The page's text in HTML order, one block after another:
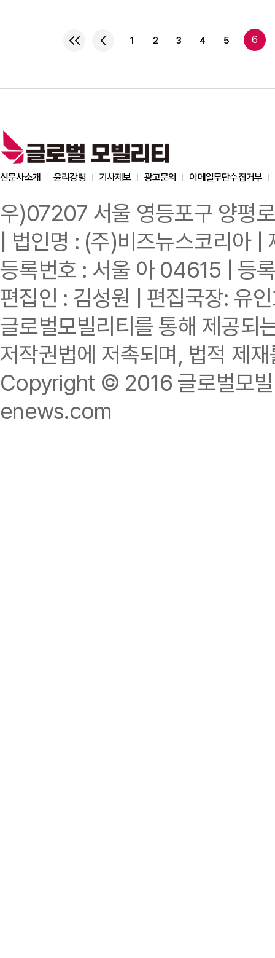
제공하는 방향으로 나
이번 구조 조정으로 인
1 2 3 4 5 6
신문사소개 윤리강령 기사제보 광고문의 이메일무단수집거부
우)07207 서울 영등포구 양평
| 법인명 : (주)비즈뉴스코리
등록번호 : 서울 아 04615 | 등
편집인 : 김성원 | 편집국장: 유
글로벌모빌리티를 통해 제공되
저작권법에 저촉되며, 법적 제
Copyright © 2016 글로벌모
enews.com